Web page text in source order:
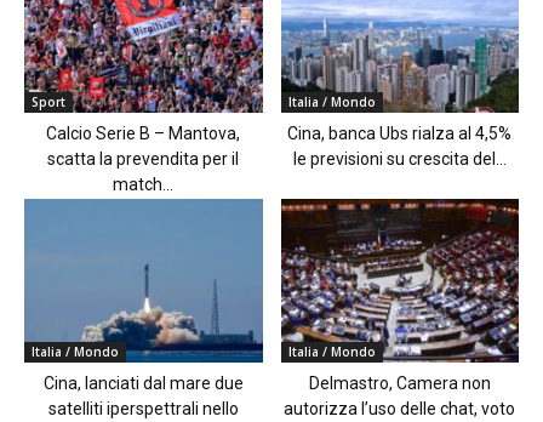
Sport
Calcio Serie B – Mantova,
scatta la prevendita per il
match...
Italia / Mondo
Cina, banca Ubs rialza al 4,5%
le previsioni su crescita del...
Italia / Mondo
Cina, lanciati dal mare due
satelliti iperspettrali nello
Italia / Mondo
Delmastro, Camera non
autorizza l’uso delle chat, voto